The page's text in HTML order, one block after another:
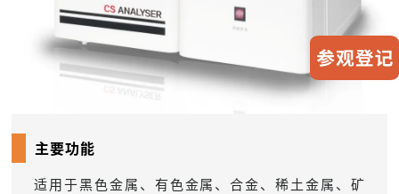
主要功能
适用于黑色金属、有色金属、合金、稀土金属、矿